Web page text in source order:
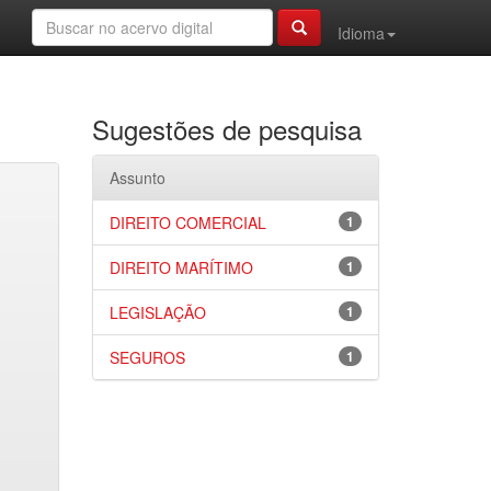
Idioma
Sugestões de pesquisa
Assunto
1
DIREITO COMERCIAL
1
DIREITO MARÍTIMO
1
LEGISLAÇÃO
1
SEGUROS